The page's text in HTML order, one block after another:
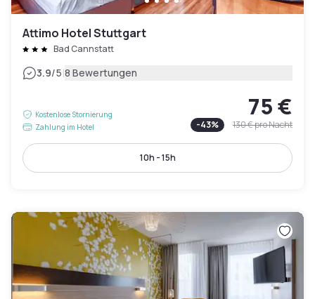
Attimo Hotel Stuttgart
Bad Cannstatt
3.9/5|8 Bewertungen
Kostenlose Stornierung
Zahlung im Hotel
75 €
-43% 130 €pro Nacht
10h - 15h